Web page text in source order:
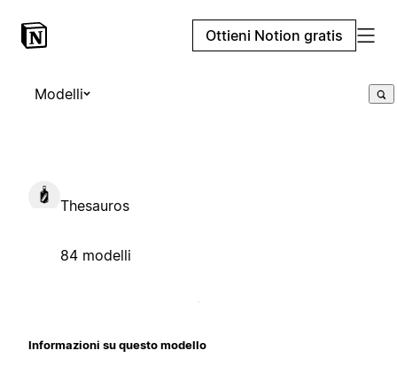
Ottieni Notion gratis
Modelli
Thesauros
84 modelli
Informazioni su questo modello